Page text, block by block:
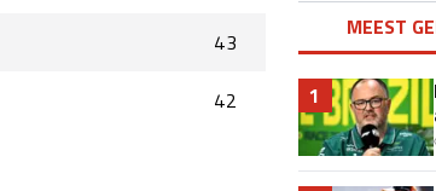
43
42
MEEST
1